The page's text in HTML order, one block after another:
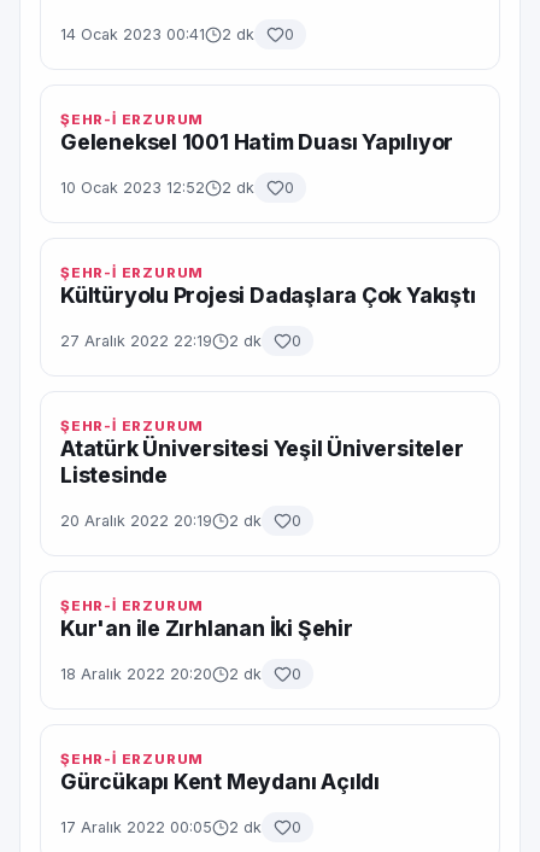
14 Ocak 2023 00:41 2 dk 0
ŞEHR-İ ERZURUM
Geleneksel 1001 Hatim Duası Yapılıyor
10 Ocak 2023 12:52 2 dk 0
ŞEHR-İ ERZURUM
Kültüryolu Projesi Dadaşlara Çok Yakıştı
27 Aralık 2022 22:19 2 dk 0
ŞEHR-İ ERZURUM
Atatürk Üniversitesi Yeşil Üniversiteler
Listesinde
20 Aralık 2022 20:19 2 dk 0
ŞEHR-İ ERZURUM
Kur'an ile Zırhlanan İki Şehir
18 Aralık 2022 20:20 2 dk 0
ŞEHR-İ ERZURUM
Gürcükapı Kent Meydanı Açıldı
17 Aralık 2022 00:05 2 dk 0